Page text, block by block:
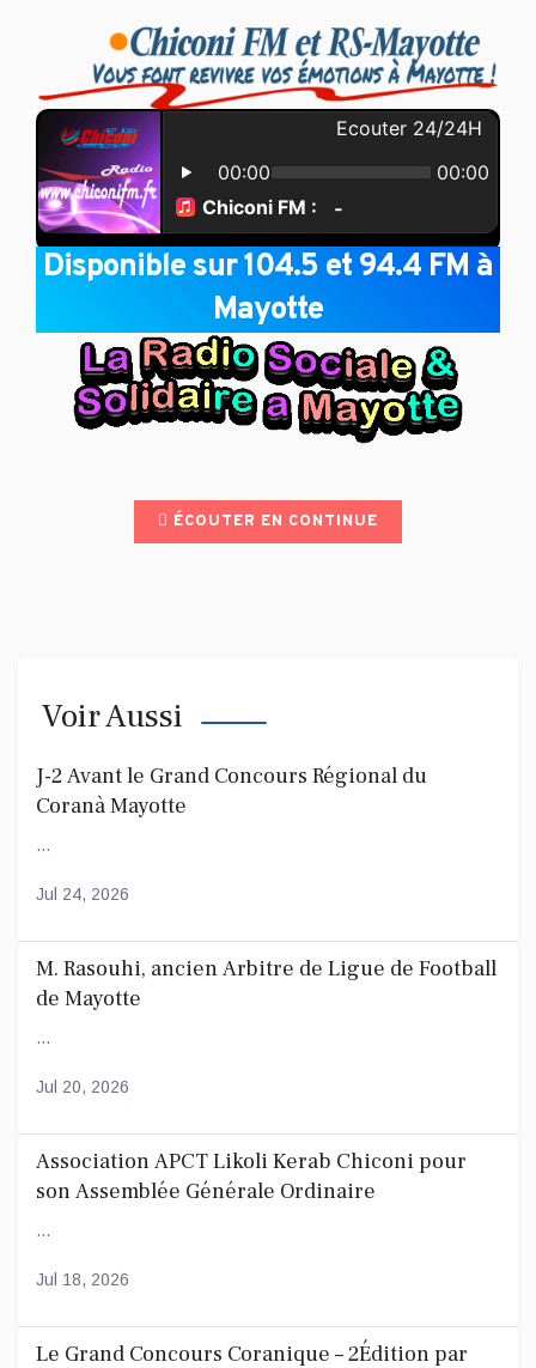
Disponible sur 104.5 et 94.4 FM à
Mayotte
ÉCOUTER EN CONTINUE
Voir Aussi
J-2 Avant le Grand Concours Régional du
Coranà Mayotte
...
Jul 24, 2026
M. Rasouhi, ancien Arbitre de Ligue de Football
de Mayotte
...
Jul 20, 2026
Association APCT Likoli Kerab Chiconi pour
son Assemblée Générale Ordinaire
...
Jul 18, 2026
Le Grand Concours Coranique – 2Édition par